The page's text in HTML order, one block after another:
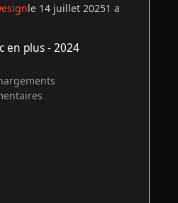
le 14 juillet 20251 a
en plus - 2024